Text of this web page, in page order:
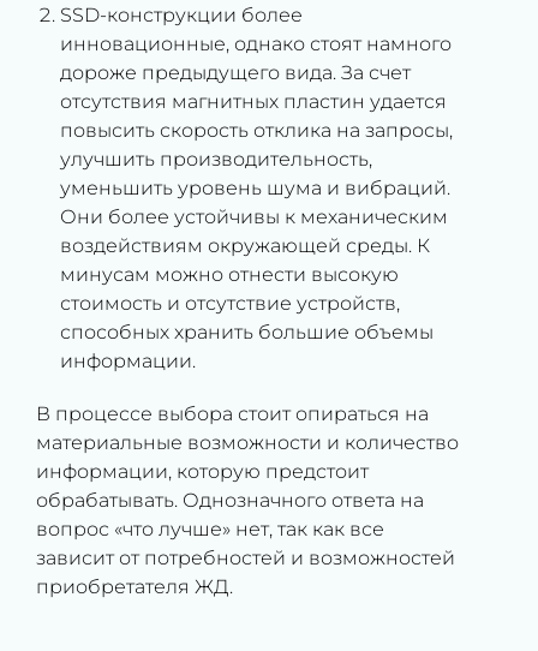
SSD-конструкции более
инновационные, однако стоят намного
дороже предыдущего вида. За счет
отсутствия магнитных пластин удается
повысить скорость отклика на запросы,
улучшить производительность,
уменьшить уровень шума и вибраций.
Они более устойчивы к механическим
воздействиям окружающей среды. К
минусам можно отнести высокую
стоимость и отсутствие устройств,
способных хранить большие объемы
информации.
В процессе выбора стоит опираться на
материальные возможности и количество
информации, которую предстоит
обрабатывать. Однозначного ответа на
вопрос «что лучше» нет, так как все
зависит от потребностей и возможностей
приобретателя ЖД.